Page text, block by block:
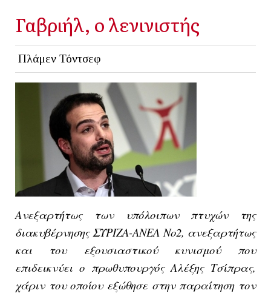
Γαβριήλ, ο λενινιστής
Πλάμεν Τόντσεφ
Ανεξαρτήτως των υπόλοιπων πτυχών της
διακυβέρνησης ΣΥΡΙΖΑ-ΑΝΕΛ Νο2, ανεξαρτήτως
και του εξουσιαστικού κυνισμού που
επιδεικνύει ο πρωθυπουργός Αλέξης Τσίπρας,
χάριν του οπoίου εξώθησε στην παραίτηση τον